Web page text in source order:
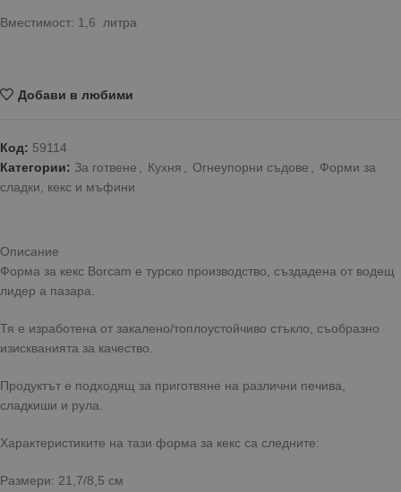
Вместимост: 1,6 литра
Добави в любими
Код: 59114
Категории: За готвене , Кухня , Огнеупорни съдове , Форми за
сладки, кекс и мъфини
Описание
Форма за кекс Borcam е турско производство, създадена от водещ
лидер а пазара.
Тя е изработена от закалено/топлоустойчиво стъкло, съобразно
изискванията за качество.
Продуктът е подходящ за приготвяне на различни печива,
сладкиши и рула.
Характеристиките на тази форма за кекс са следните:
Размери: 21,7/8,5 см